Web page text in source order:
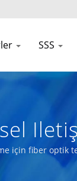
SSS
için fiber optik